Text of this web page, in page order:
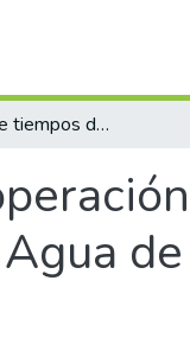
Optimización de tiempos de operación y de no funcionalidad en Bomba Alimentación de Agua de Caldera - BAAC, de un ingenio con análisis RAM